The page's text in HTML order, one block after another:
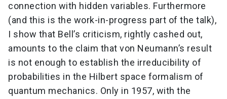
connection with hidden variables. Furthermore
(and this is the work-in-progress part of the talk),
I show that Bell’s criticism, rightly cashed out,
amounts to the claim that von Neumann’s result
is not enough to establish the irreducibility of
probabilities in the Hilbert space formalism of
quantum mechanics. Only in 1957, with the